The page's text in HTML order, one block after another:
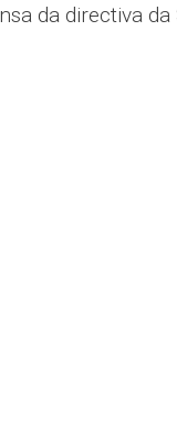
da directiva da